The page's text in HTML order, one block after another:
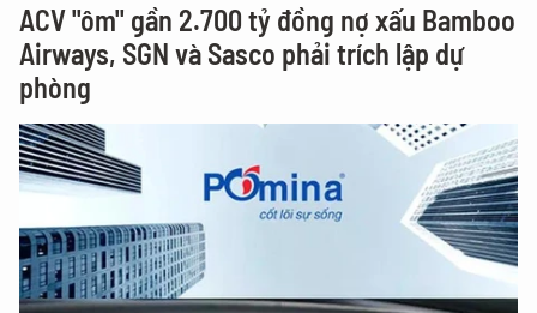
ACV "ôm" gần 2.700 tỷ đồng nợ xấu Bamboo
Airways, SGN và Sasco phải trích lập dự
phòng